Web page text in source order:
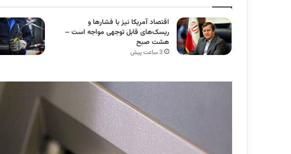
اقتصاد آمریکا نیز با فشارها و
ریسک‌های قابل توجهی مواجه است –
هشت صبح
3 ساعت پیش